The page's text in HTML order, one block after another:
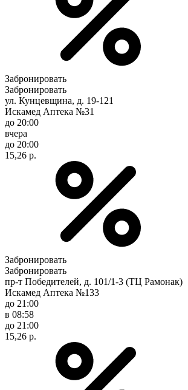
Забронировать
Забронировать
ул. Кунцевщина, д. 19-121
Искамед Аптека №31
до 20:00
вчера
до 20:00
15,26 р.
Забронировать
Забронировать
пр-т Победителей, д. 101/1-3 (ТЦ Рамонак)
Искамед Аптека №133
до 21:00
в 08:58
до 21:00
15,26 р.